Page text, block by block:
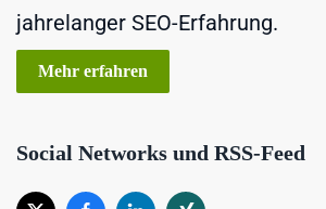
jahrelanger SEO-Erfahrung.
Mehr erfahren
Social Networks und RSS-Feed